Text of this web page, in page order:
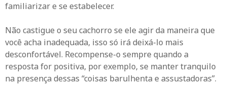
familiarizar e se estabelecer.
Não castigue o seu cachorro se ele agir da maneira que
você acha inadequada, isso só irá deixá-lo mais
desconfortável. Recompense-o sempre quando a
resposta for positiva, por exemplo, se manter tranquilo
na presença dessas “coisas barulhenta e assustadoras”.